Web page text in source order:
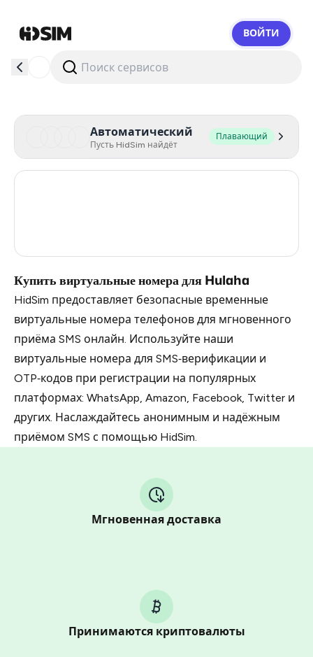
ВОЙТИ
Автоматический
Пусть HidSim найдёт
Плавающий
Купить виртуальные номера для Hulaha
HidSim предоставляет безопасные временные
виртуальные номера телефонов для мгновенного
приёма SMS онлайн. Используйте наши
виртуальные номера для SMS‑верификации и
OTP‑кодов при регистрации на популярных
платформах: WhatsApp, Amazon, Facebook, Twitter и
других. Наслаждайтесь анонимным и надёжным
приёмом SMS с помощью HidSim.
Мгновенная доставка
Принимаются криптовалюты